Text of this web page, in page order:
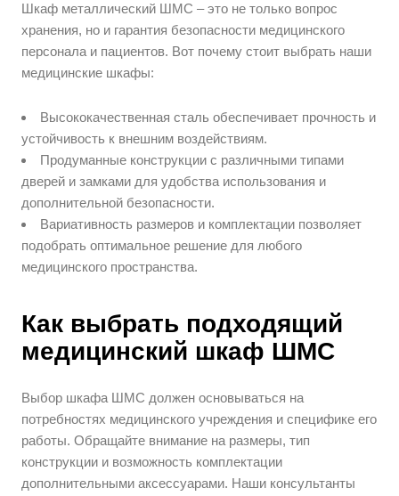
Шкаф металлический ШМС – это не только вопрос
хранения, но и гарантия безопасности медицинского
персонала и пациентов. Вот почему стоит выбрать наши
медицинские шкафы:
Высококачественная сталь обеспечивает прочность и
устойчивость к внешним воздействиям.
Продуманные конструкции с различными типами
дверей и замками для удобства использования и
дополнительной безопасности.
Вариативность размеров и комплектации позволяет
подобрать оптимальное решение для любого
медицинского пространства.
Как выбрать подходящий
медицинский шкаф ШМС
Выбор шкафа ШМС должен основываться на
потребностях медицинского учреждения и специфике его
работы. Обращайте внимание на размеры, тип
конструкции и возможность комплектации
дополнительными аксессуарами. Наши консультанты